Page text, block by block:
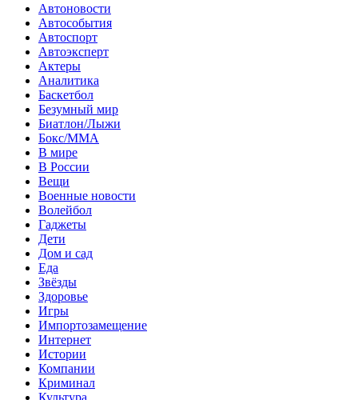
Автоновости
Автособытия
Автоспорт
Автоэксперт
Актеры
Аналитика
Баскетбол
Безумный мир
Биатлон/Лыжи
Бокс/MMA
В мире
В России
Вещи
Военные новости
Волейбол
Гаджеты
Дети
Дом и сад
Еда
Звёзды
Здоровье
Игры
Импортозамещение
Интернет
Истории
Компании
Криминал
Культура